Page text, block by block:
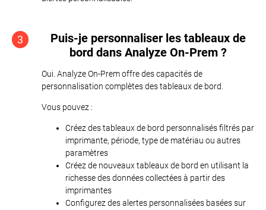
3
Puis-je personnaliser les tableaux de
bord dans Analyze On-Prem ?
Oui. Analyze On-Prem offre des capacités de
personnalisation complètes des tableaux de bord.
Vous pouvez :
Créez des tableaux de bord personnalisés filtrés par
imprimante, période, type de matériau ou autres
paramètres
Créez de nouveaux tableaux de bord en utilisant la
richesse des données collectées à partir des
imprimantes
Configurez des alertes personnalisées basées sur